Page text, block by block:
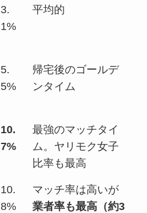
3.
1%
平均的
5.
5%
帰宅後のゴールデ
ンタイム
10.
7%
最強のマッチタイ
ム。ヤリモク女子
比率も最高
10.
8%
マッチ率は高いが
業者率も最高（約3